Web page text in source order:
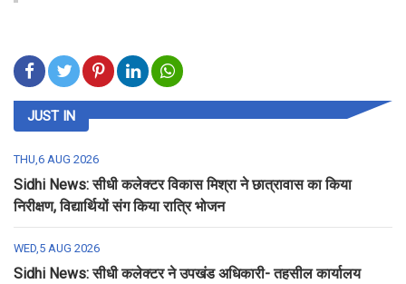
JUST IN
THU,6 AUG 2026
Sidhi News: सीधी कलेक्टर विकास मिश्रा ने छात्रावास का किया
निरीक्षण, विद्यार्थियों संग किया रात्रि भोजन
WED,5 AUG 2026
Sidhi News: सीधी कलेक्टर ने उपखंड अधिकारी- तहसील कार्यालय